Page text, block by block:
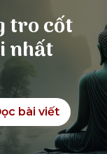
tro cốt
nhất
bài viết